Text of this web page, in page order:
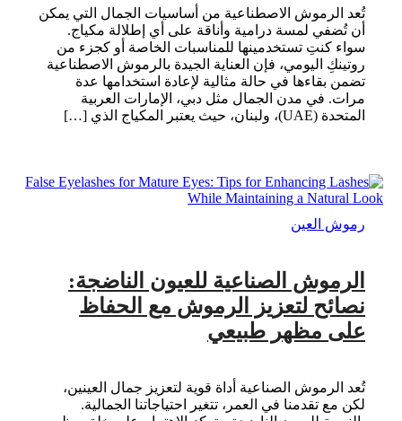
تُعد الرموش الاصطناعية من أساسيات الجمال التي يمكن
أن تُضفي لمسة درامية وأناقة على أي إطلالة مكياج.
سواء كنتِ تستخدمينها للمناسبات الخاصة أو كجزء من
روتينكِ اليومي، فإن العناية الجيدة بالرموش الاصطناعية
تضمن بقاءها في حالة مثالية لإعادة استخدامها عدة
مرات. في مدن الجمال مثل دبي، الإمارات العربية
المتحدة (UAE)، ولبنان، حيث يعتبر المكياج الذي […]
رموش العين
الرموش الصناعية للعيون الناضجة:
نصائح لتعزيز الرموش مع الحفاظ
على مظهر طبيعي
تُعد الرموش الصناعية أداة قوية لتعزيز جمال العينين،
لكن مع تقدمنا في العمر، تتغير احتياجاتنا الجمالية.